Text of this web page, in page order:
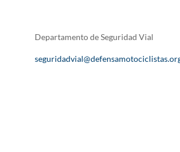
Departamento de Seguridad Vial